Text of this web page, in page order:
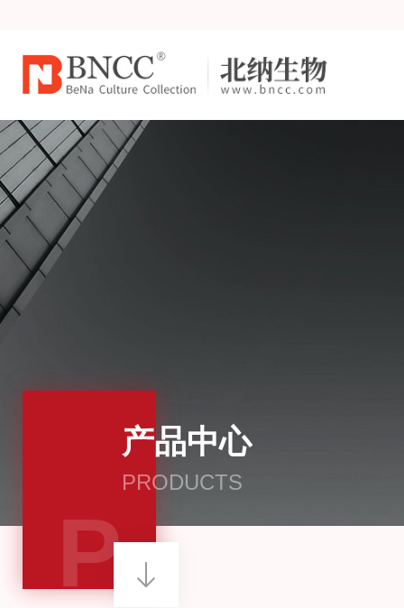
产品中心
PRODUCTS
P